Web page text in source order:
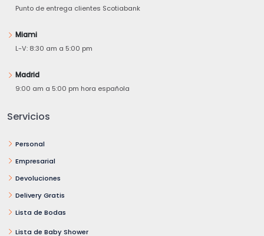
Punto de entrega clientes Scotiabank
Miami
L-V: 8:30 am a 5:00 pm
Madrid
9:00 am a 5:00 pm hora española
Servicios
Personal
Empresarial
Devoluciones
Delivery Gratis
Lista de Bodas
Lista de Baby Shower